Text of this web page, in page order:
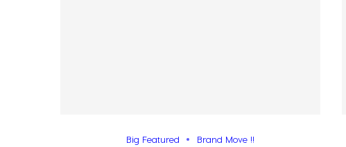
Big Featured Brand Move !!